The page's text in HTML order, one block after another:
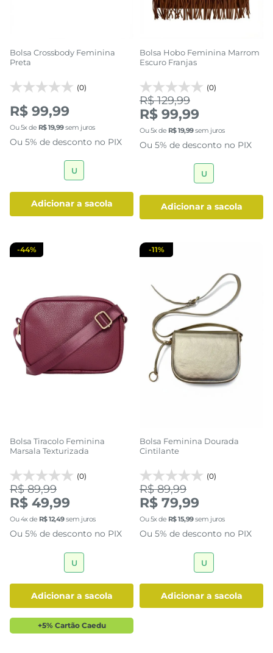
Bolsa Crossbody Feminina
Preta
(0)
R$ 99,99
Ou5x de R$19,99sem juros
Ou 5% de desconto no PIX
U
adicionar a sacola
Bolsa Hobo Feminina Marrom
Escuro Franjas
(0)
R$ 129,99
R$ 99,99
Ou5x de R$19,99sem juros
Ou 5% de desconto no PIX
U
adicionar a sacola
Bolsa Tiracolo Feminina
Marsala Texturizada
(0)
-44%
R$ 89,99
R$ 49,99
Ou4x de R$12,49sem juros
Ou 5% de desconto no PIX
U
adicionar a sacola
+5% Cartão Caedu
Bolsa Feminina Dourada
Cintilante
(0)
-11%
R$ 89,99
R$ 79,99
Ou5x de R$15,99sem juros
Ou 5% de desconto no PIX
U
adicionar a sacola